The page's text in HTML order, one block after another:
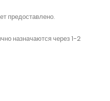
предоставлено.
назначаются через 1-2